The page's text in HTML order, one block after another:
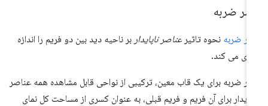
ضربه
ضربهنحوه تاثیرعناصر ناپایداربر ناحیه دید بین دو فریم را اندازه
می کند.
ضربه برای یک قاب معین، ترکیبی از نواحی قابل مشاهده همه عناصر
برای آن فریم و فریم قبلی، به عنوان کسری از مساحت کل نمای